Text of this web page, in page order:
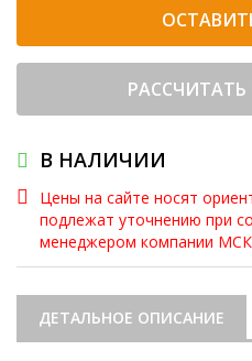
В НАЛИЧИИ
Цены на сайте носят
подлежат уточнению при
менеджером компании МСК
ДЕТАЛЬНОЕ ОПИСАНИЕ